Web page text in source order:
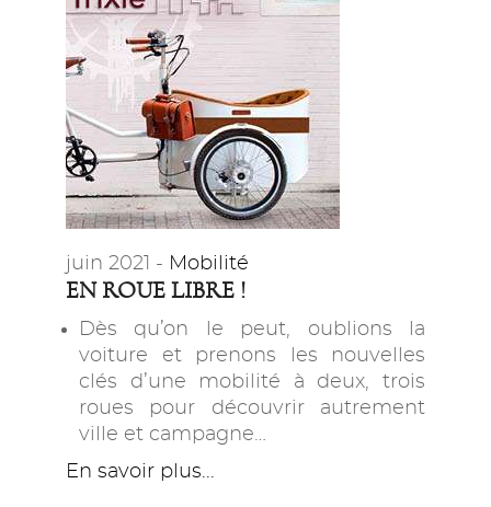
juin 2021 - Mobilité
EN ROUE LIBRE !
Dès qu’on le peut, oublions la
voiture et prenons les nouvelles
clés d’une mobilité à deux, trois
roues pour découvrir autrement
ville et campagne…
En savoir plus...